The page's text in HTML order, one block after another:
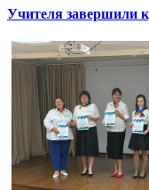
Учителя завершили